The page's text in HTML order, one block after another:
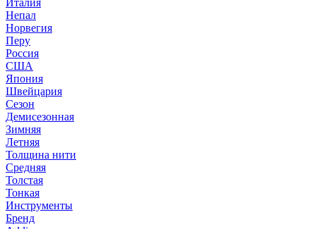
Италия
Непал
Норвегия
Перу
Россия
США
Япония
Швейцария
Сезон
Демисезонная
Зимняя
Летняя
Толщина нити
Средняя
Толстая
Тонкая
Инструменты
Бренд